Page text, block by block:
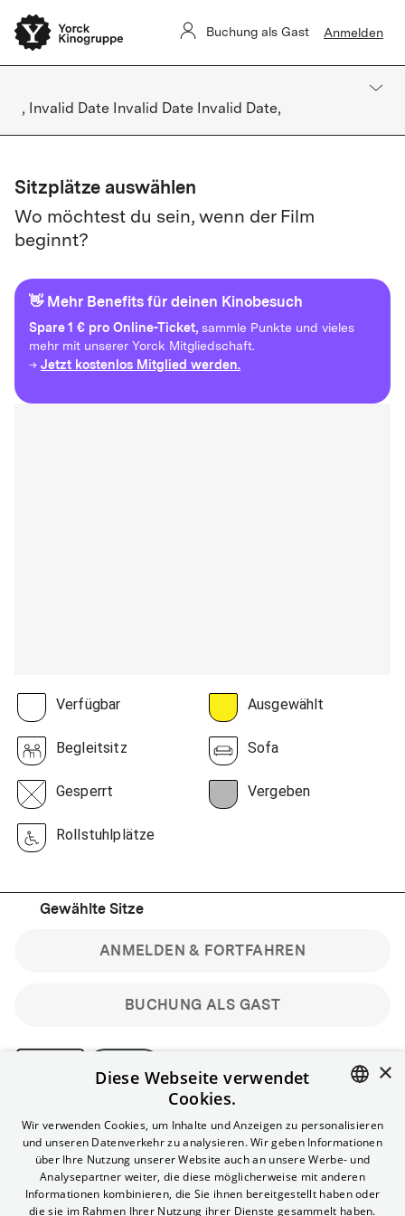
Buchung als Gast Anmelden
, Invalid Date Invalid Date Invalid Date,
Sitzplätze auswählen
Wo möchtest du sein, wenn der Film
beginnt?
👋 Mehr Benefits für deinen Kinobesuch
Spare1 € pro Online-Ticket, sammle Punkte und vieles
mehr mit unserer Yorck Mitgliedschaft.
→ Jetzt kostenlos Mitglied werden.
Verfügbar Ausgewählt
Begleitsitz Sofa
Gesperrt Vergeben
Rollstuhlplätze
Gewählte Sitze
BUCHUNG ALS GAST
ANMELDEN & FORTFAHREN
Bitte beachte: Gastbuchungen sind nicht stornierbar.
Registriere dich kostenlos für bis zu 90 min vor Filmbeginn
stornierbare Tickets für reguläre Vorstellungen.
Unlimited-Mitglied? Melde dich an, um deine Benefits
nutzen zu können.
ENGLISH
×
Diese Webseite verwendet
Cookies.
Wir verwenden Cookies, um Inhalte und Anzeigen zu personalisieren
und unseren Datenverkehr zu analysieren. Wir geben Informationen
über Ihre Nutzung unserer Website auch an unsere Werbe- und
Analysepartner weiter, die diese möglicherweise mit anderen
Informationen kombinieren, die Sie ihnen bereitgestellt haben oder
die sie im Rahmen Ihrer Nutzung ihrer Dienste gesammelt haben.